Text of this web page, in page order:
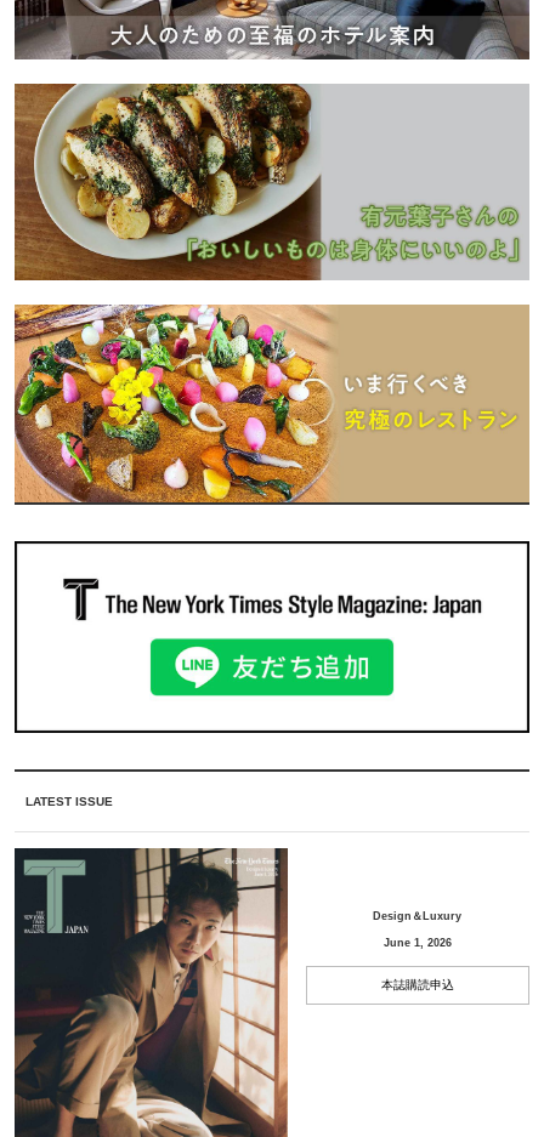
LATEST ISSUE
Design＆Luxury
June 1, 2026
本誌購読申込